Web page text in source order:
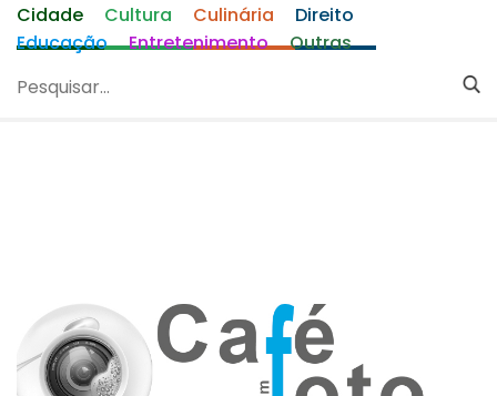
Cidade Cultura Culinária
Direito
Educação
Entretenimento Outras